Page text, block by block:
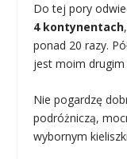
Do tej pory
4 kontynentach
ponad 20 razy.
jest moim
Nie pogardzę
podróżniczą,
wybornym